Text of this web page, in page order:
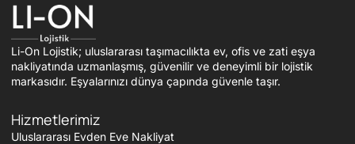
Li-On Lojistik; uluslararası taşımacılıkta ev, ofis ve zati eşya
nakliyatında uzmanlaşmış, güvenilir ve deneyimli bir lojistik
markasıdır. Eşyalarınızı dünya çapında güvenle taşır.
Hizmetlerimiz
Uluslararası Evden Eve Nakliyat